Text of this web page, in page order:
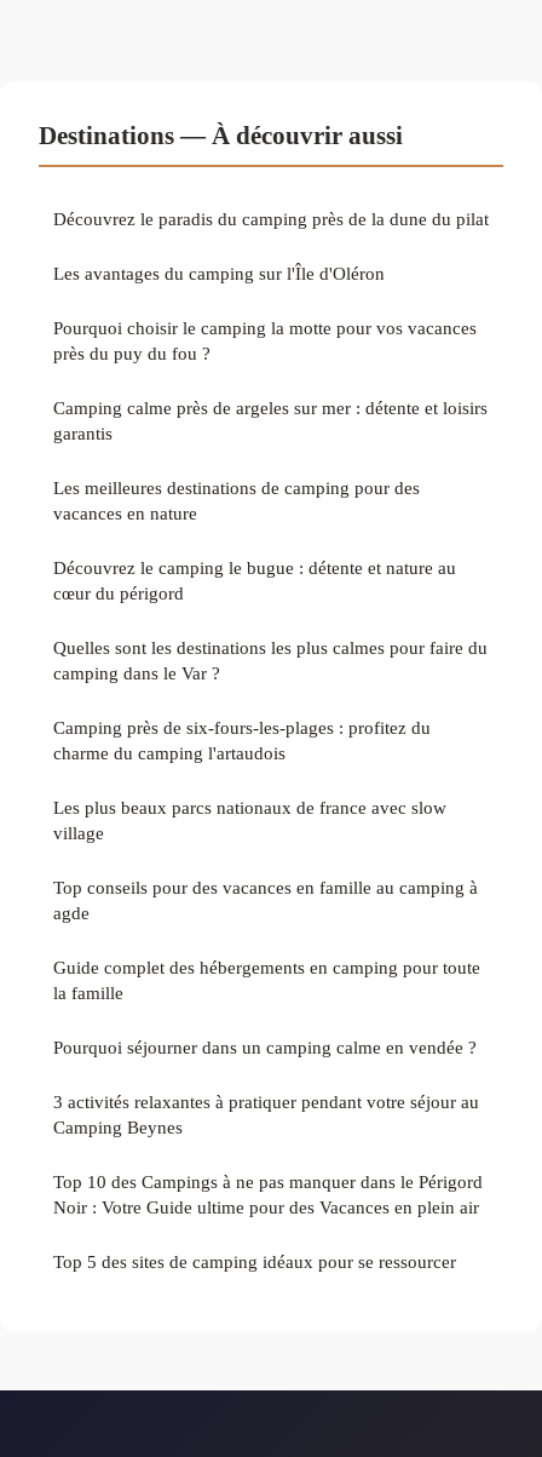
Destinations — À découvrir aussi
Découvrez le paradis du camping près de la dune du pilat
Les avantages du camping sur l'Île d'Oléron
Pourquoi choisir le camping la motte pour vos vacances
près du puy du fou ?
Camping calme près de argeles sur mer : détente et loisirs
garantis
Les meilleures destinations de camping pour des
vacances en nature
Découvrez le camping le bugue : détente et nature au
cœur du périgord
Quelles sont les destinations les plus calmes pour faire du
camping dans le Var ?
Camping près de six-fours-les-plages : profitez du
charme du camping l'artaudois
Les plus beaux parcs nationaux de france avec slow
village
Top conseils pour des vacances en famille au camping à
agde
Guide complet des hébergements en camping pour toute
la famille
Pourquoi séjourner dans un camping calme en vendée ?
3 activités relaxantes à pratiquer pendant votre séjour au
Camping Beynes
Top 10 des Campings à ne pas manquer dans le Périgord
Noir : Votre Guide ultime pour des Vacances en plein air
Top 5 des sites de camping idéaux pour se ressourcer